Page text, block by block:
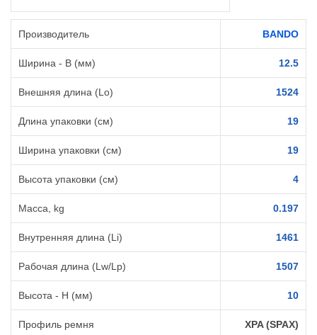
Производитель BANDO
Ширина - B (мм) 12.5
Внешняя длина (Lo) 1524
Длина упаковки (см) 19
Ширина упаковки (см) 19
Высота упаковки (см) 4
Масса, kg 0.197
Внутренняя длина (Li) 1461
Рабочая длина (Lw/Lp) 1507
Высота - H (мм) 10
Профиль ремня XPA (SPAX)